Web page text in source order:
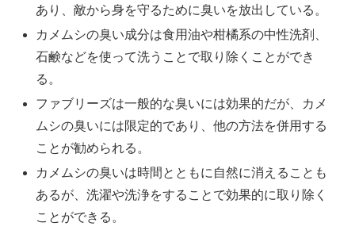
あり、敵から身を守るために臭いを放出している。
カメムシの臭い成分は食用油や柑橘系の中性洗剤、
石鹸などを使って洗うことで取り除くことができ
る。
ファブリーズは一般的な臭いには効果的だが、カメ
ムシの臭いには限定的であり、他の方法を併用する
ことが勧められる。
カメムシの臭いは時間とともに自然に消えることも
あるが、洗濯や洗浄をすることで効果的に取り除く
ことができる。